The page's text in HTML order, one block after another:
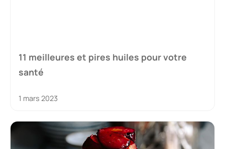
11 meilleures et pires huiles pour votre
santé
1 mars 2023